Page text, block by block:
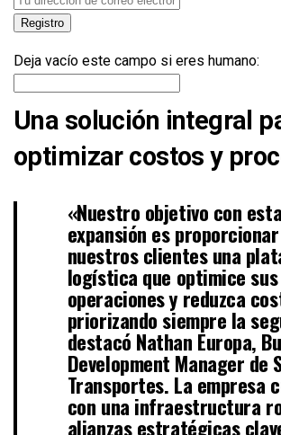
Deja vacío este campo si eres humano:
Una solución integral
optimizar costos y
«Nuestro objetivo con esta
expansión es
nuestros clientes una
logística que optimice sus
operaciones y reduzca
priorizando siempre la
destacó Nathan Europa,
Development Manager de
Transportes. La empresa
con una infraestructura
alianzas estratégicas